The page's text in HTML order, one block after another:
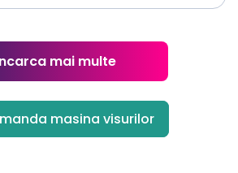
mai multe
masina visurilor